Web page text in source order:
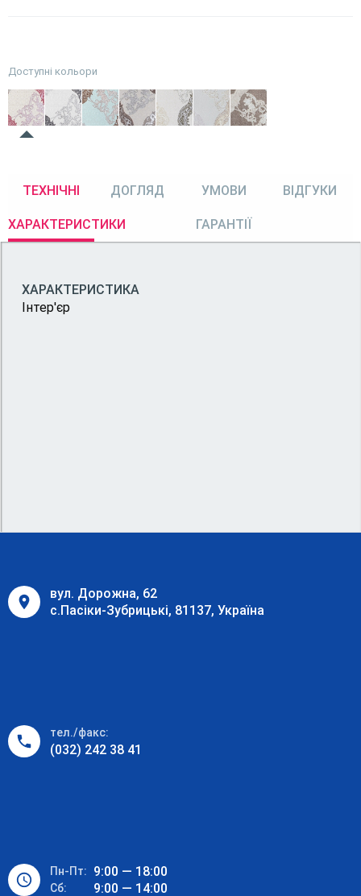
Доступні кольори
ТЕХНІЧНІ
ХАРАКТЕРИСТИКИ
ДОГЛЯД УМОВИ
ГАРАНТІЇ
ВІДГУКИ
ХАРАКТЕРИСТИКА
Інтер'єр
вул. Дорожна, 62
с.Пасіки-Зубрицькі, 81137, Україна
тел./факс:
(032) 242 38 41
Пн-Пт: 9:00 — 18:00
Cб: 9:00 — 14:00